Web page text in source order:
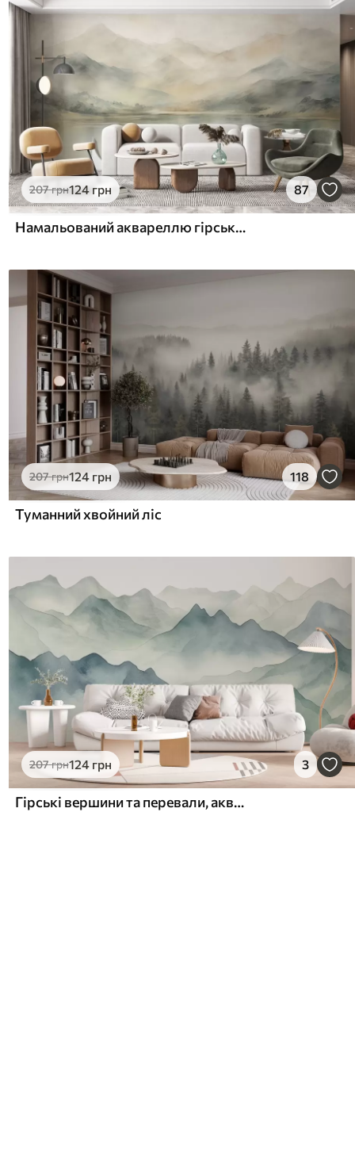
207грн124 грн 87
Намальований аквареллю гірський пейзаж
207грн124 грн 118
Туманний хвойний ліс
207грн124 грн 3
Гірські вершини та перевали, акварель, краєвид, пейзаж, блакитний, сірий колір